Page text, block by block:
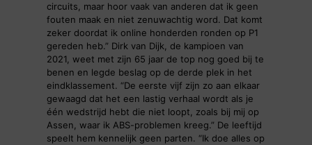
circuits, maar hoor vaak van anderen dat ik geen
fouten maak en niet zenuwachtig word. Dat komt
zeker doordat ik online honderden ronden op P1
gereden heb.” Dirk van Dijk, de kampioen van
2021, weet met zijn 65 jaar de top nog goed bij te
benen en legde beslag op de derde plek in het
eindklassement. “De eerste vijf zijn zo aan elkaar
gewaagd dat het een lastig verhaal wordt als je
één wedstrijd hebt die niet loopt, zoals bij mij op
Assen, waar ik ABS-problemen kreeg.” De leeftijd
speelt hem kennelijk geen parten. “Ik doe alles op